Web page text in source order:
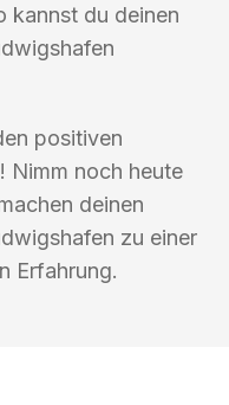
kannst du deinen
positiven
Nimm noch heute
deinen
zu einer
Erfahrung.